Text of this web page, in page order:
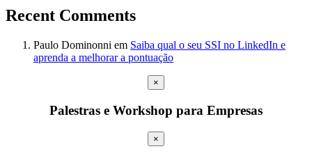
Recent Comments
Paulo Dominonni em Saiba qual o seu SSI no LinkedIn e
aprenda a melhorar a pontuação
×
Palestras e Workshop para Empresas
×